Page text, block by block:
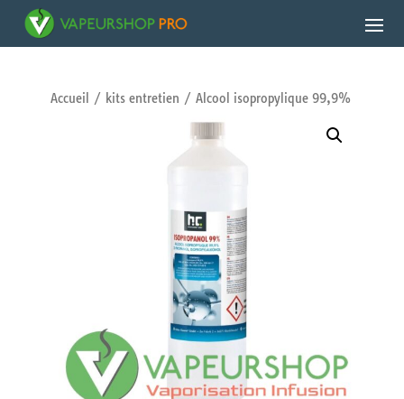
Accueil / kits entretien / Alcool isopropylique 99,9%